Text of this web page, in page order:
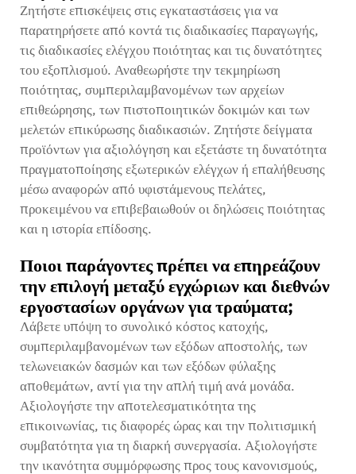
Ζητήστε επισκέψεις στις εγκαταστάσεις για να
παρατηρήσετε από κοντά τις διαδικασίες παραγωγής,
τις διαδικασίες ελέγχου ποιότητας και τις δυνατότητες
του εξοπλισμού. Αναθεωρήστε την τεκμηρίωση
ποιότητας, συμπεριλαμβανομένων των αρχείων
επιθεώρησης, των πιστοποιητικών δοκιμών και των
μελετών επικύρωσης διαδικασιών. Ζητήστε δείγματα
προϊόντων για αξιολόγηση και εξετάστε τη δυνατότητα
πραγματοποίησης εξωτερικών ελέγχων ή επαλήθευσης
μέσω αναφορών από υφιστάμενους πελάτες,
προκειμένου να επιβεβαιωθούν οι δηλώσεις ποιότητας
και η ιστορία επίδοσης.
Ποιοι παράγοντες πρέπει να επηρεάζουν
την επιλογή μεταξύ εγχώριων και διεθνών
εργοστασίων οργάνων για τραύματα;
Λάβετε υπόψη το συνολικό κόστος κατοχής,
συμπεριλαμβανομένων των εξόδων αποστολής, των
τελωνειακών δασμών και των εξόδων φύλαξης
αποθεμάτων, αντί για την απλή τιμή ανά μονάδα.
Αξιολογήστε την αποτελεσματικότητα της
επικοινωνίας, τις διαφορές ώρας και την πολιτισμική
συμβατότητα για τη διαρκή συνεργασία. Αξιολογήστε
την ικανότητα συμμόρφωσης προς τους κανονισμούς,